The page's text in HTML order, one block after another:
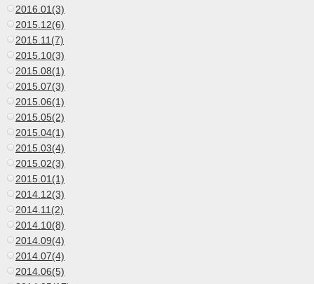
2016.01(3)
2015.12(6)
2015.11(7)
2015.10(3)
2015.08(1)
2015.07(3)
2015.06(1)
2015.05(2)
2015.04(1)
2015.03(4)
2015.02(3)
2015.01(1)
2014.12(3)
2014.11(2)
2014.10(8)
2014.09(4)
2014.07(4)
2014.06(5)